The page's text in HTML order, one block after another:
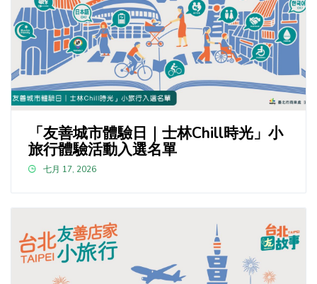
「友善城市體驗日｜士林Chill時光」小
旅行體驗活動入選名單
七月 17, 2026